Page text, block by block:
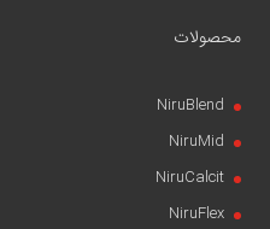
محصولات
NiruBlend
NiruMid
NiruCalcit
NiruFlex